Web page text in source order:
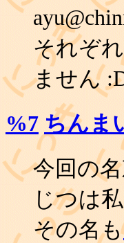
それぞ
ません
%7 ちんま
今回の
じつは
その名も